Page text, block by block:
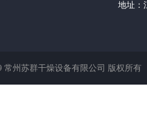
地址：
常州苏群干燥设备有限公司 版权所